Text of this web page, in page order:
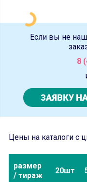
Если вы не
8
ЗАЯВКУ
Цены на каталоги с
размер
/ тираж
20шт